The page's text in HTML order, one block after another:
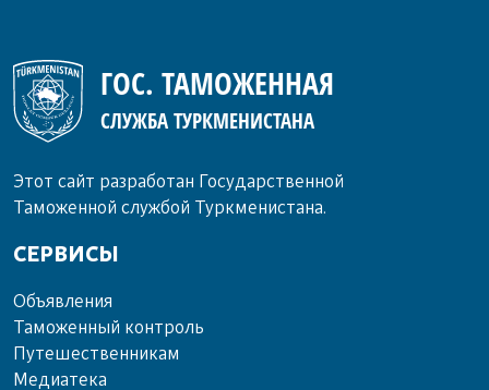
ГОС. ТАМОЖЕННАЯ
СЛУЖБА ТУРКМЕНИСТАНА
Этот сайт разработан Государственной
Таможенной службой Туркменистана.
СЕРВИСЫ
Объ­яв­ле­ния
Та­мо­жен­ный кон­троль
Пу­те­шест­вен­ни­кам
Ме­диа­те­ка